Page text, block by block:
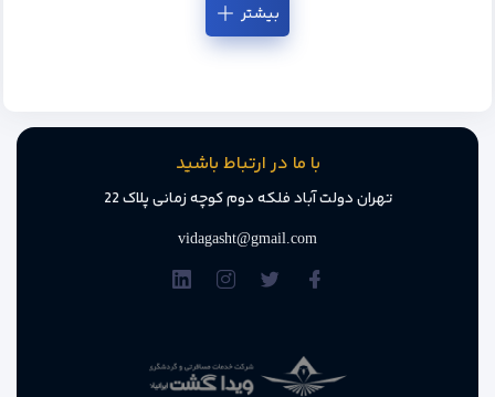
بیشتر
با ما در ارتباط باشید
تهران دولت آباد فلکه دوم کوچه زمانی پلاک 22
vidagasht@gmail.com